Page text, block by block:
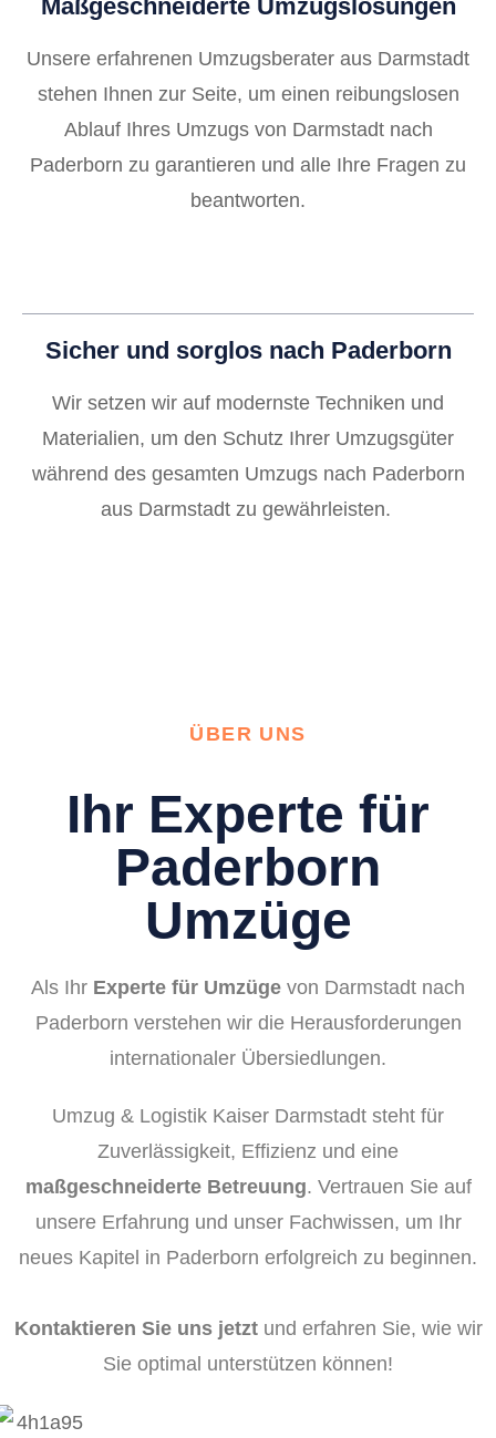
Maßgeschneiderte Umzugslösungen
Unsere erfahrenen Umzugsberater aus Darmstadt
stehen Ihnen zur Seite, um einen reibungslosen
Ablauf Ihres Umzugs von Darmstadt nach
Paderborn zu garantieren und alle Ihre Fragen zu
beantworten.
Sicher und sorglos nach Paderborn
Wir setzen wir auf modernste Techniken und
Materialien, um den Schutz Ihrer Umzugsgüter
während des gesamten Umzugs nach Paderborn
aus Darmstadt zu gewährleisten.
ÜBER UNS
Ihr Experte für
Paderborn
Umzüge
Als Ihr Experte für Umzüge von Darmstadt nach
Paderborn verstehen wir die Herausforderungen
internationaler Übersiedlungen.
Umzug & Logistik Kaiser Darmstadt steht für
Zuverlässigkeit, Effizienz und eine
maßgeschneiderte Betreuung. Vertrauen Sie auf
unsere Erfahrung und unser Fachwissen, um Ihr
neues Kapitel in Paderborn erfolgreich zu beginnen.
Kontaktieren Sie uns jetztund erfahren Sie, wie wir
Sie optimal unterstützen können!